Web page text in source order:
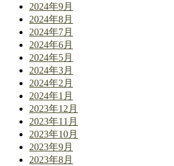
2024年9月
2024年8月
2024年7月
2024年6月
2024年5月
2024年3月
2024年2月
2024年1月
2023年12月
2023年11月
2023年10月
2023年9月
2023年8月